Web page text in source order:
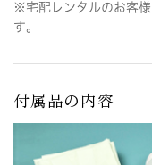
※宅配レンタルのお客
す。
付属品の内容